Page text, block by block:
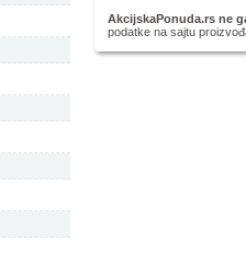
AkcijskaPonuda.rs ne
podatke na sajtu